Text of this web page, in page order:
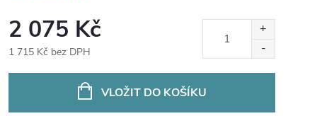
2 075 Kč
1 715 Kč bez DPH
VLOŽIT DO KOŠÍKU